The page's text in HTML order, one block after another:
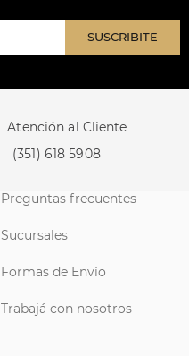
SUSCRIBITE
Atención al Cliente
(351) 618 5908
Preguntas frecuentes
Sucursales
Formas de Envío
Trabajá con nosotros